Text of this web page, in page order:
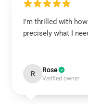
I’m thrilled with
precisely what I
R Rose
Verified owner